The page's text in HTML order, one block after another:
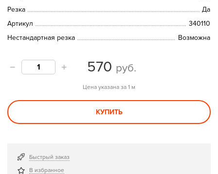
Резка
Да
Артикул
340110
Нестандартная резка
Возможна
570 руб.
Цена указана за 1 м
КУПИТЬ
Быстрый заказ
В избранное